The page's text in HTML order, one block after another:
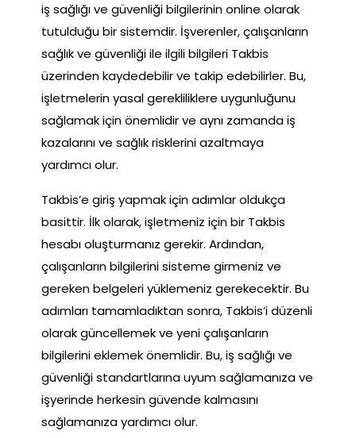
iş sağlığı ve güvenliği bilgilerinin online olarak
tutulduğu bir sistemdir. İşverenler, çalışanların
sağlık ve güvenliği ile ilgili bilgileri Takbis
üzerinden kaydedebilir ve takip edebilirler. Bu,
işletmelerin yasal gerekliliklere uygunluğunu
sağlamak için önemlidir ve aynı zamanda iş
kazalarını ve sağlık risklerini azaltmaya
yardımcı olur.
Takbis’e giriş yapmak için adımlar oldukça
basittir. İlk olarak, işletmeniz için bir Takbis
hesabı oluşturmanız gerekir. Ardından,
çalışanların bilgilerini sisteme girmeniz ve
gereken belgeleri yüklemeniz gerekecektir. Bu
adımları tamamladıktan sonra, Takbis’i düzenli
olarak güncellemek ve yeni çalışanların
bilgilerini eklemek önemlidir. Bu, iş sağlığı ve
güvenliği standartlarına uyum sağlamanıza ve
işyerinde herkesin güvende kalmasını
sağlamanıza yardımcı olur.